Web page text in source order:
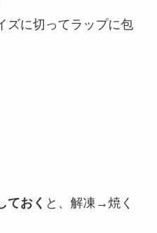
ズに切ってラップに包
ておく と、解凍→焼く